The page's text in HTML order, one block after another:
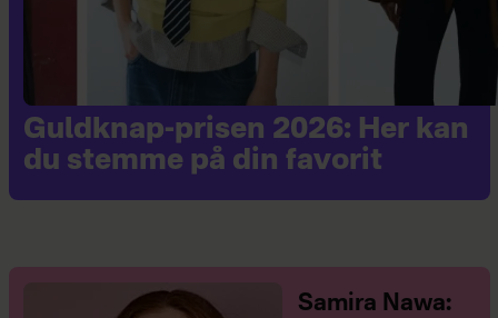
Guldknap-prisen 2026: Her kan
du stemme på din favorit
Samira Nawa: